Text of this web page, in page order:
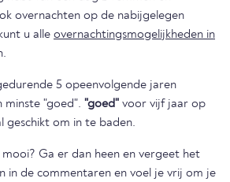
overnachten op de nabijgelegen
kunt u alle overnachtingsmogelijkheden in
5 opeenvolgende jaren
"goed". "goed" voor vijf jaar op
geschikt om in te baden.
Ga er dan heen en vergeet het
in de commentaren en voel je vrij om je